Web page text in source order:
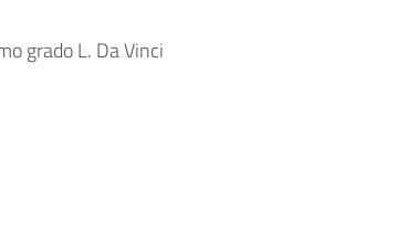
grado L. Da Vinci